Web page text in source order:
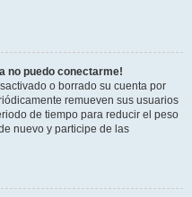
no puedo conectarme!
o borrado su cuenta por
remueven sus usuarios
de tiempo para reducir el peso
nuevo y participe de las